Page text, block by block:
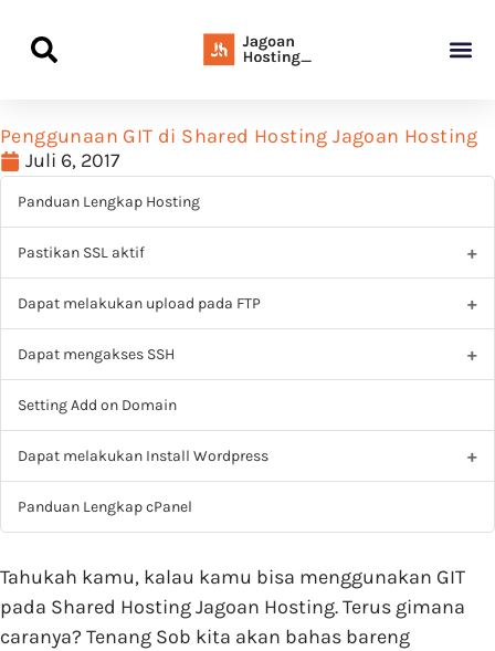
Penggunaan GIT di Shared Hosting Jagoan Hosting
Juli 6, 2017
Panduan Lengkap Hosting
Pastikan SSL aktif
Dapat melakukan upload pada FTP
Dapat mengakses SSH
Setting Add on Domain
Dapat melakukan Install Wordpress
Panduan Lengkap cPanel
Tahukah kamu, kalau kamu bisa menggunakan GIT
pada Shared Hosting Jagoan Hosting. Terus gimana
caranya? Tenang Sob kita akan bahas bareng